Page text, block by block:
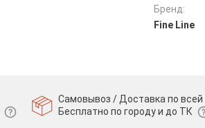
Бренд:
Fine Line
Самовывоз / Доставка по
Бесплатно по городу и до ТК